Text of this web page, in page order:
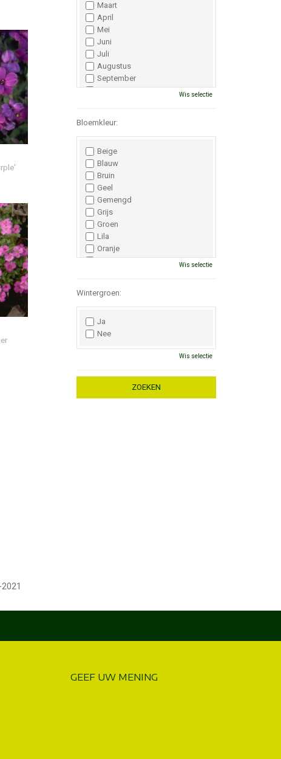
Maart
April
Mei
Juni
Juli
Augustus
September
Oktober
Wis selectie
Bloemkleur:
Beige
Blauw
Bruin
Geel
Gemengd
Grijs
Groen
Lila
Oranje
Paars
Wit
Zwart
Wis selectie
Wintergroen:
Ja
Nee
Wis selectie
GEEF UW MENING